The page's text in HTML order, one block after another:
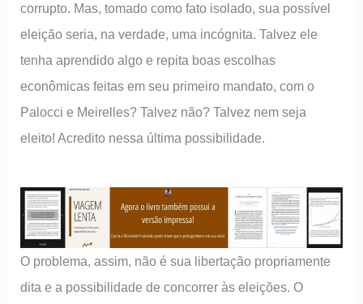
corrupto. Mas, tomado como fato isolado, sua possível
eleição seria, na verdade, uma incógnita. Talvez ele
tenha aprendido algo e repita boas escolhas
econômicas feitas em seu primeiro mandato, com o
Palocci e Meirelles? Talvez não? Talvez nem seja
eleito! Acredito nessa última possibilidade.
O problema, assim, não é sua libertação propriamente
dita e a possibilidade de concorrer às eleições. O